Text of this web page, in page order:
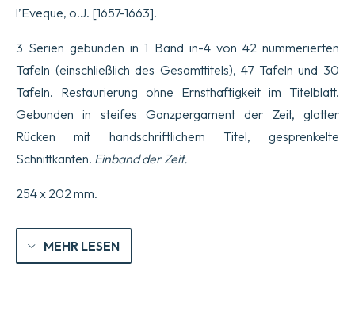
das
erste
die
moralischen
Sprichwörter,
das
die
fröhlichen
angenehmen
das
Leben
der
l’Eveque, o.J. [1657-1663].
3 Serien gebunden in 1 Band in-4 von 42 nummerierten
Tafeln (einschließlich des Gesamttitels), 47 Tafeln und 30
Tafeln. Restaurierung ohne Ernsthaftigkeit im Titelblatt.
Gebunden in steifes Ganzpergament der Zeit, glatter
Rücken mit handschriftlichem Titel, gesprenkelte
Schnittkanten. Einband der Zeit.
254 x 202 mm.
MEHR LESEN